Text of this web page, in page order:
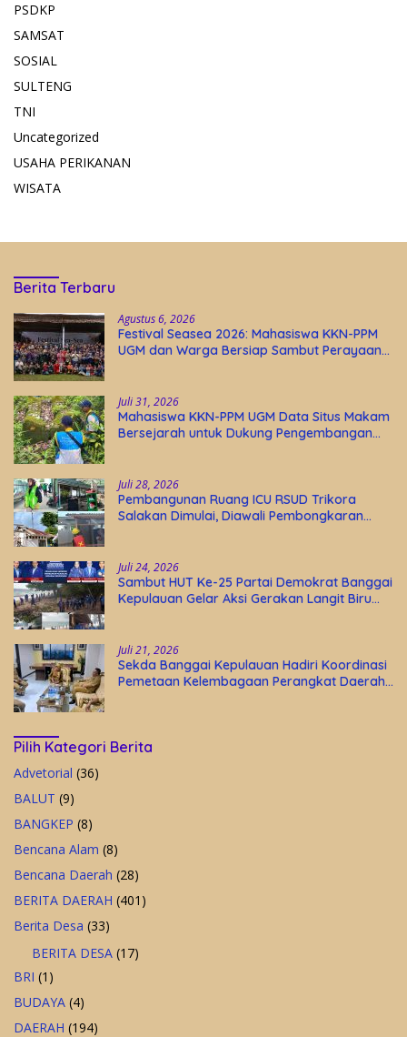
PSDKP
SAMSAT
SOSIAL
SULTENG
TNI
Uncategorized
USAHA PERIKANAN
WISATA
Berita Terbaru
Agustus 6, 2026
Festival Seasea 2026: Mahasiswa KKN-PPM
UGM dan Warga Bersiap Sambut Perayaan
Juli 31, 2026
Mahasiswa KKN-PPM UGM Data Situs Makam
Bersejarah untuk Dukung Pengembangan
Juli 28, 2026
Pembangunan Ruang ICU RSUD Trikora
Salakan Dimulai, Diawali Pembongkaran
Juli 24, 2026
Sambut HUT Ke-25 Partai Demokrat Banggai
Kepulauan Gelar Aksi Gerakan Langit Biru
Juli 21, 2026
Sekda Banggai Kepulauan Hadiri Koordinasi
Pemetaan Kelembagaan Perangkat Daerah
Pilih Kategori Berita
Advetorial (36)
BALUT (9)
BANGKEP (8)
Bencana Alam (8)
Bencana Daerah (28)
BERITA DAERAH (401)
Berita Desa (33)
BERITA DESA (17)
BRI (1)
BUDAYA (4)
DAERAH (194)